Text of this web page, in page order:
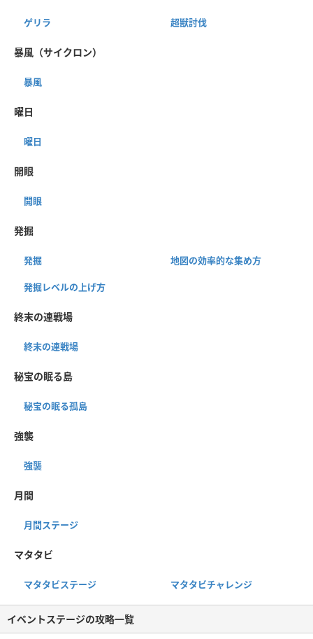
ゲリラ 超獣討伐
暴風（サイクロン）
暴風
曜日
曜日
開眼
開眼
発掘
発掘 地図の効率的な集め方
発掘レベルの上げ方
終末の連戦場
終末の連戦場
秘宝の眠る島
秘宝の眠る孤島
強襲
強襲
月間
月間ステージ
マタタビ
マタタビステージ マタタビチャレンジ
イベントステージの攻略一覧